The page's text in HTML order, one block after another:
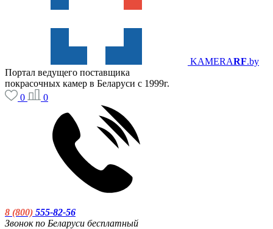
KAMERARF.by
Портал ведущего поставщика
покрасочных камер в Беларуси с 1999г.
0
0
8 (800) 555-82-56
Звонок по Беларуси бесплатный